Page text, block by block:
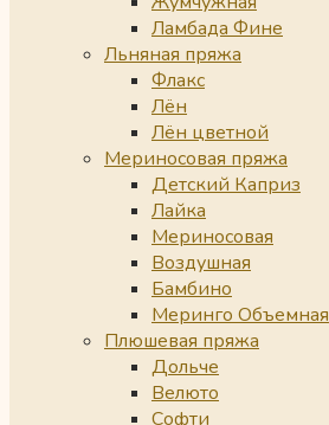
Ламбада Фине
Льняная пряжа
Флакс
Лён
Лён цветной
Мериносовая пряжа
Детский Каприз
Лайка
Мериносовая
Воздушная
Бамбино
Меринго Объемная
Плюшевая пряжа
Дольче
Велюто
Софти